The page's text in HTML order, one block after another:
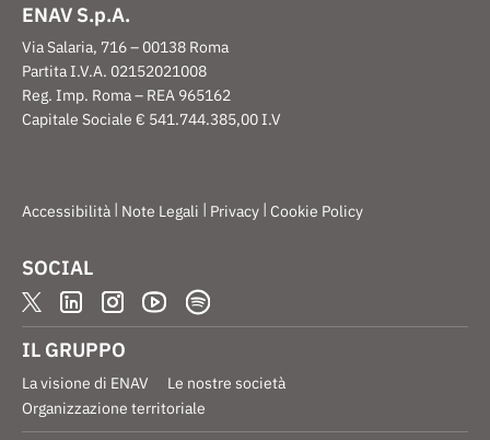
ENAV S.p.A.
Via Salaria, 716 – 00138 Roma
Partita I.V.A. 02152021008
Reg. Imp. Roma – REA 965162
Capitale Sociale € 541.744.385,00 I.V
Accessibilità | Note Legali | Privacy | Cookie Policy
SOCIAL
IL GRUPPO
La visione di ENAV
Le nostre società
Organizzazione territoriale